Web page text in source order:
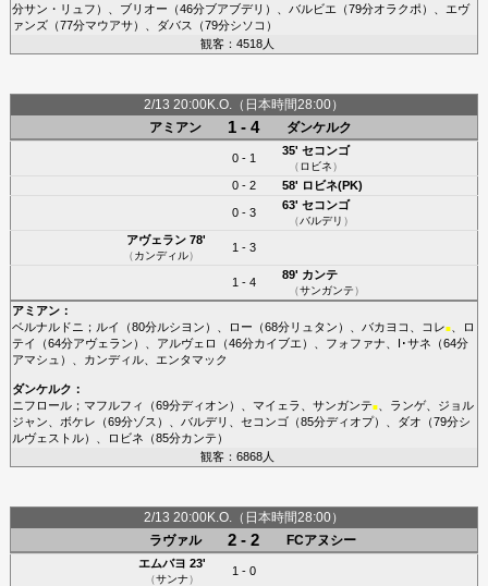
分サン・リュフ ）、 ブリオー （46分ブアブデリ ）、 バルビエ （79分オラクポ ）、 エヴ
ァンズ（77分マウアサ）、 ダバス （79分シソコ ）
観客：4518人
2/13 20:00K.O.（日本時間28:00）
アミアン
1 - 4 ダンケルク
0 - 1
35' セコンゴ
（ロビネ）
0 - 2 58' ロビネ(PK)
0 - 3
63' セコンゴ
（バルデリ ）
アヴェラン78'
（カンディル）
1 - 3
1 - 4
89' カンテ
（サンガンテ）
アミアン：
ベルナルドニ ； ルイ （80分ルシヨン ）、 ロー （68分リュタン ）、 バカヨコ コレ■、
ロ
テイ
（64分アヴェラン ）、 アルヴェロ （46分カイブエ ）、 フォファナ I･サネ （64分
アマシュ ）、 カンディル、 エンタマック
ダンケルク ：
ニフロール； マフルフィ （69分ディオン ）、 マイェラ サンガンテ■、 ランゲ、 ジョル
ジャン
ボケレ （69分ゾス ）、 バルデリ セコンゴ（85分ディオプ）、 ダオ （79分シ
ルヴェストル）、 ロビネ （85分カンテ ）
観客：6868人
2/13 20:00K.O.（日本時間28:00）
ラヴァル
2 - 2 FCアヌシー
エムバヨ 23'
（サンナ）
1 - 0